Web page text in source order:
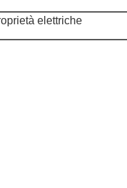
elettriche